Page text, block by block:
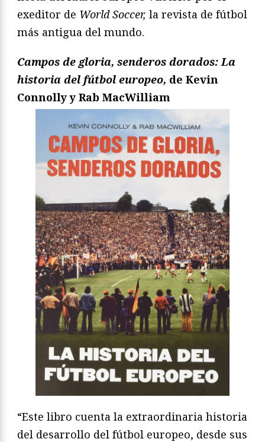
exeditor de World Soccer, la revista de fútbol
más antigua del mundo.
Campos de gloria, senderos dorados: La
historia del fútbol europeo, de Kevin
Connolly y Rab MacWilliam
“Este libro cuenta la extraordinaria historia
del desarrollo del fútbol europeo, desde sus